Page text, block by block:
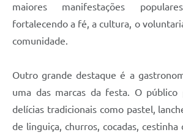
maiores manifestações
fortalecendo a fé, a cultura, o
comunidade.
Outro grande destaque é a
uma das marcas da festa. O público
delícias tradicionais como pastel,
de linguiça, churros, cocadas,